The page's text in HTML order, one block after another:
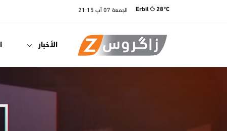
Erbil 28°C الجمعة 07 آب 21:15
الأخبار